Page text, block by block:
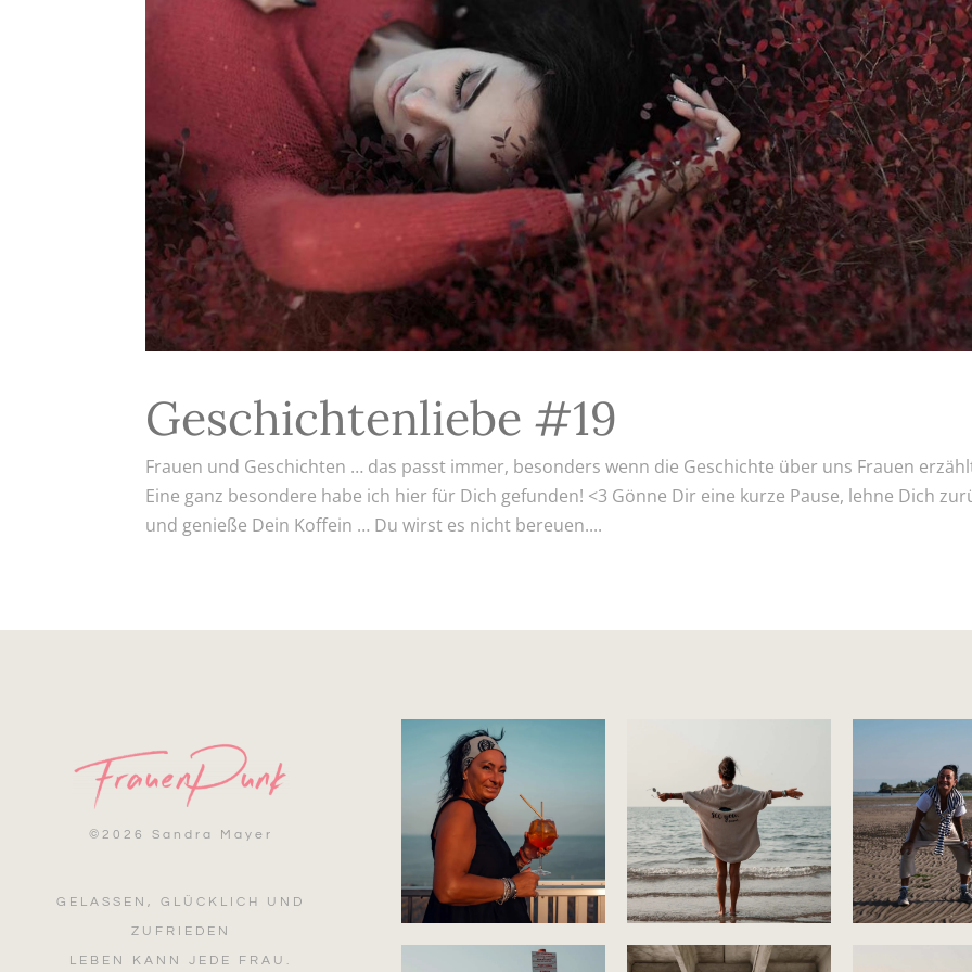
Geschichtenliebe #19
Frauen und Geschichten … das passt immer, besonders wenn die Geschichte über uns Frauen
Eine ganz besondere habe ich hier für Dich gefunden! <3 Gönne Dir eine kurze Pause, lehne Dich
und genieße Dein Koffein … Du wirst es nicht bereuen....
© 2026 Sandra Mayer
GELASSEN, GLÜCKLICH UND
ZUFRIEDEN
LEBEN KANN JEDE FRAU.